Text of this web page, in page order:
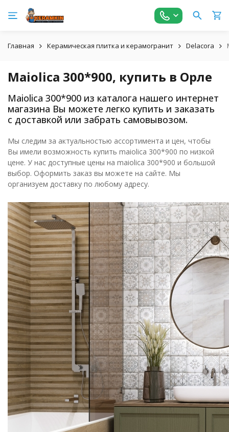
Главная Керамическая плитка и керамогранит Delacora
Maiolica 300*900, купить в Орле
Maiolica 300*900 из каталога нашего интернет
магазина Вы можете легко купить и заказать
с доставкой или забрать самовывозом.
Мы следим за актуальностью ассортимента и цен, чтобы
Вы имели возможность купить maiolica 300*900 по низкой
цене. У нас доступные цены на maiolica 300*900 и большой
выбор. Оформить заказ вы можете на сайте. Мы
организуем доставку по любому адресу.